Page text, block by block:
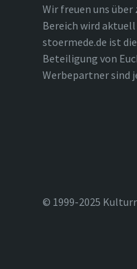
Wir freuen uns
Bereich wird aktuell
stoermede.de ist
Beteiligung von
Werbepartner sind
© 1999-2025